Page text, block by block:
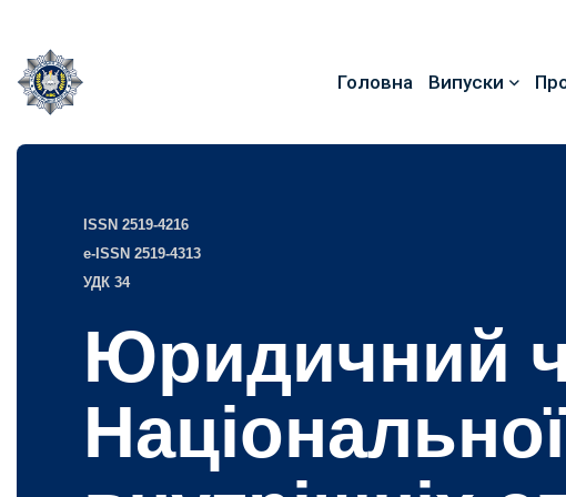
Головна Випуски
ISSN 2519-4216
e-ISSN 2519-4313
УДК 34
Юридичний